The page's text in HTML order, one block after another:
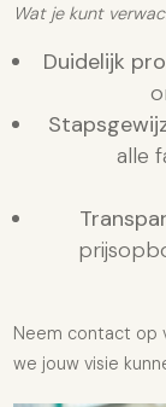
Wat je kunt
Duidelijk
alle
Neem contact op
we jouw visie